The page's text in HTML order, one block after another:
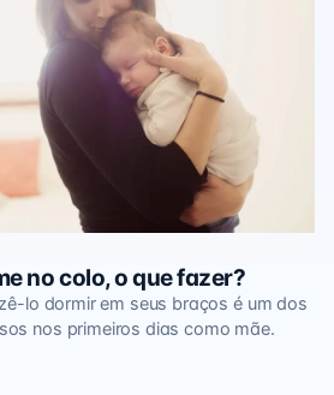
no colo, o que fazer?
lo dormir em seus braços é um dos
nos primeiros dias como mãe.